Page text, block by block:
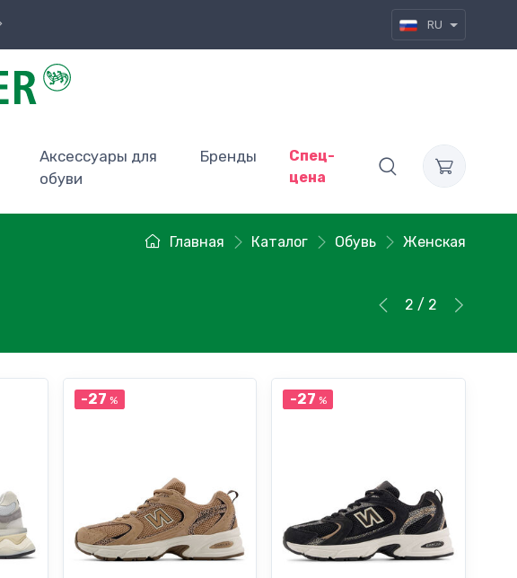
RU
Аксессуары для
обуви
Бренды
Спец-
цена
Главная Каталог Обувь Женская
2 / 2
-27 % -27 %